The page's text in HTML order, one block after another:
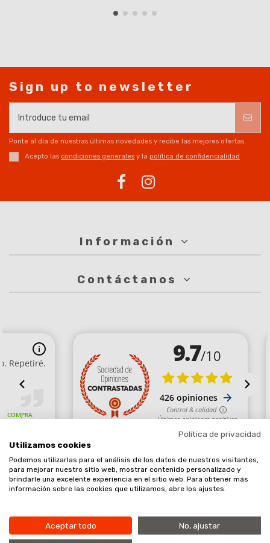
Sign up to newsletter
Ponte al día de nuestras últimas novedades y recibe las mejores ofertas.
Acepto las condiciones generales y la política de confidencialidad
Información
Contáctanos
Comerciante aprobado por la Sociedad de Opiniones Contrastadas,
haga clic aquí para mostrar el certificado.
Política de privacidad
Utilizamos cookies
Podemos utilizarlas para el análisis de los datos de nuestros visitantes,
para mejorar nuestro sitio web, mostrar contenido personalizado y
brindarle una excelente experiencia en el sitio web. Para obtener más
información sobre las cookies que utilizamos, abre los ajustes.
Aceptar todo No, ajustar